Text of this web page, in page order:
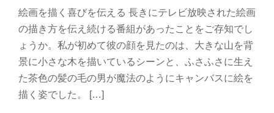
絵画を描く喜びを伝える 長きにテレビ放映された絵画
の描き方を伝え続ける番組があったことをご存知でし
ょうか。私が初めて彼の顔を見たのは、大きな山を背
景に小さな木を描いているシーンと、ふさふさに生え
た茶色の髪の毛の男が魔法のようにキャンバスに絵を
描く姿でした。 […]
良い風景画を油絵で描く７つのポイント